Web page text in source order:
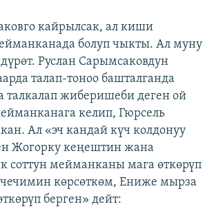
кайрылсак, ал киши
болуп чыкты. Ал муну
Руслан Сарымсаковдун
талап-тоноо башталганда
жиберишеби деген ой
келип, Гюрсель
Ал «эч кандай күч колдонуу
Жогорку кеңештин жана
соттун мейманканы мага өткөрүп
көрсөткөм, Ениже мырза
берген» дейт: